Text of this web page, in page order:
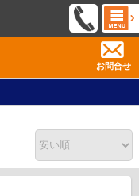
お問合せ